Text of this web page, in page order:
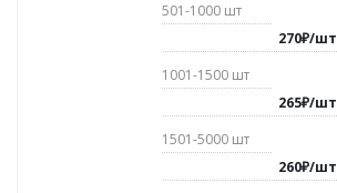
501-1000 шт
270₽/шт
1001-1500 шт
265₽/шт
1501-5000 шт
260₽/шт